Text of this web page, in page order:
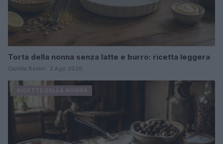
Torta della nonna senza latte e burro: ricetta leggera
Camilla Bellini · 2 Ago 2026